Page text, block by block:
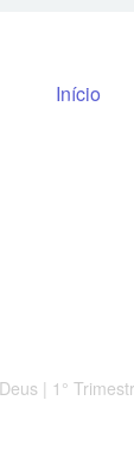
para o
Início
| 1°